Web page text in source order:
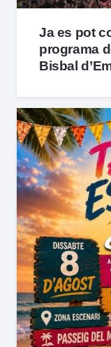
Ja es pot
programa
Bisbal